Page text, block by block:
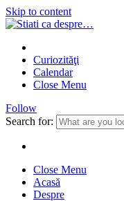
Skip to content
Curiozităţi
Calendar
Close Menu
Follow
Search for:
Close Menu
Acasă
Despre